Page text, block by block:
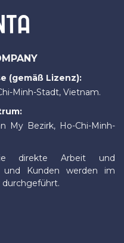
(gemäß Lizenz):
Minh-Stadt, Vietnam.
My Bezirk, Ho-Chi-Minh-
direkte Arbeit und
und Kunden werden im
durchgeführt.